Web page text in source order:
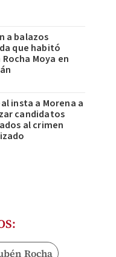
a balazos
que habitó
Rocha Moya en
insta a Morena a
candidatos
al crimen
Rocha